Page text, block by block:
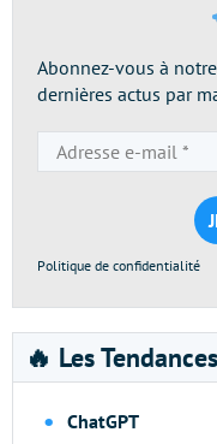
Abonnez-vous à
dernières actus par
Politique de confidentialité
🔥 Les Tendances
ChatGPT